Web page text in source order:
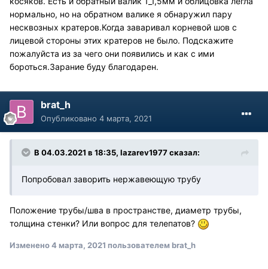
нормально, но на обратном валике я обнаружил пару
несквозных кратеров.Когда заваривал корневой шов с
лицевой стороны этих кратеров не было. Подскажите
пожалуйста из за чего они появились и как с ими
бороться.Зарание буду благодарен.
brat_h
Опубликовано 4 марта, 2021
В 04.03.2021 в 18:35, lazarev1977 сказал:
Попробовал заворить нержавеющую трубу
Положение трубы/шва в пространстве, диаметр трубы,
толщина стенки? Или вопрос для телепатов?
Изменено4 марта, 2021 пользователем brat_h